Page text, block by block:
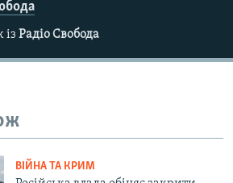
із Радіо Свобода
ВІЙНА ТА КРИМ